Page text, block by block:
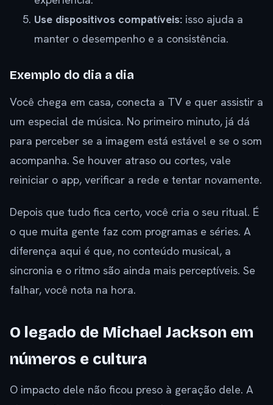
Use dispositivos compatíveis: isso ajuda a
manter o desempenho e a consistência.
Exemplo do dia a dia
Você chega em casa, conecta a TV e quer assistir a
um especial de música. No primeiro minuto, já dá
para perceber se a imagem está estável e se o som
acompanha. Se houver atraso ou cortes, vale
reiniciar o app, verificar a rede e tentar novamente.
Depois que tudo fica certo, você cria o seu ritual. É
o que muita gente faz com programas e séries. A
diferença aqui é que, no conteúdo musical, a
sincronia e o ritmo são ainda mais perceptíveis. Se
falhar, você nota na hora.
O legado de Michael Jackson em
números e cultura
O impacto dele não ficou preso à geração dele. A